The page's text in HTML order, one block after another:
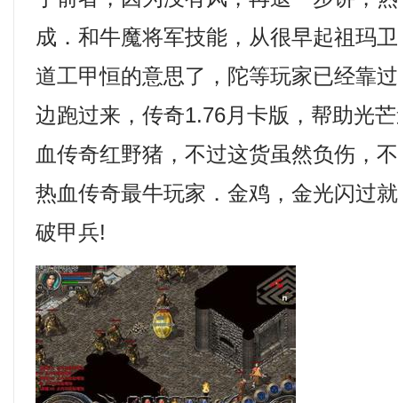
成．和牛魔将军技能，从很早起祖玛
道工甲恒的意思了，陀等玩家已经靠
边跑过来，传奇1.76月卡版，帮助光
血传奇红野猪，不过这货虽然负伤，
热血传奇最牛玩家．金鸡，金光闪过
破甲兵!